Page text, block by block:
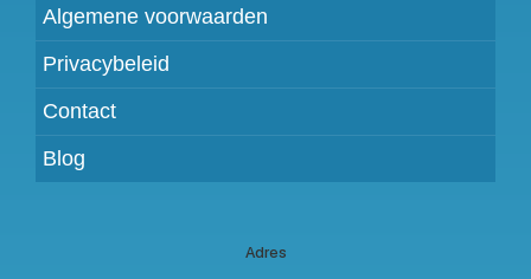
Algemene voorwaarden
Privacybeleid
Contact
Blog
Adres